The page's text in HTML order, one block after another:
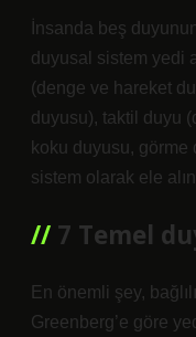
İnsanda beş
duyusal sistem yedi
(denge ve hareket
duyusu), taktil duyu
koku duyusu,
sistem olarak ele
7 Temel
En önemli şey,
Greenberg’e göre